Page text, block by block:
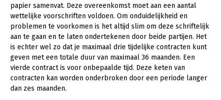
Schapenhouderij
Varkenshouderij
Vleesveehouderij
Paddenstoelen
Vollegrondsgroente
Over LTO
LTO Nederland
Mensen
Bestuur en Directie
Medewerkers
Jaarverslag 2023
Vacatures
papier samenvat. Deze overeenkomst moet aan een aantal
wettelijke voorschriften voldoen. Om onduidelijkheid en
problemen te voorkomen is het altijd slim om deze schriftelijk
aan te gaan en te laten ondertekenen door beide partijen. Het
is echter wel zo dat je maximaal drie tijdelijke contracten kunt
geven met een totale duur van maximaal 36 maanden. Een
vierde contract is voor onbepaalde tijd. Deze keten van
contracten kan worden onderbroken door een periode langer
dan zes maanden.